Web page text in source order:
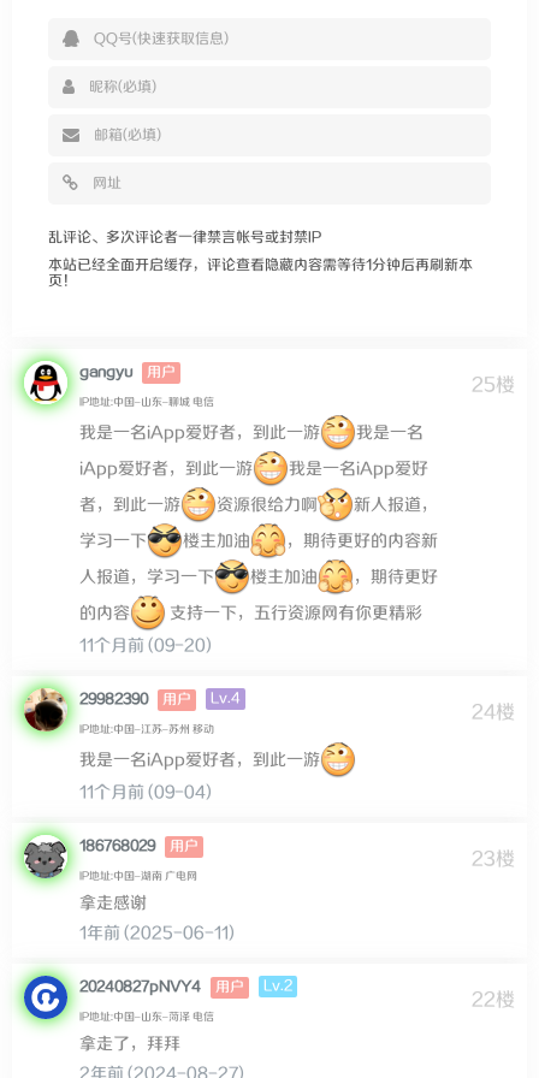
乱评论、多次评论者一律禁言帐号或封禁IP
本站已经全面开启缓存，评论查看隐藏内容需等待1分钟后再刷新本
页！
25楼
gangyu 用户
IP地址:中国–山东–聊城 电信
我是一名iApp爱好者，到此一游
我是一名
iApp爱好者，到此一游
我是一名iApp爱好
者，到此一游
资源很给力啊
新人报道，
学习一下
楼主加油
，期待更好的内容新
人报道，学习一下
楼主加油
，期待更好
的内容
支持一下，五行资源网有你更精彩
11个月前 (09-20)
24楼
29982390 用户 Lv.4
IP地址:中国–江苏–苏州 移动
我是一名iApp爱好者，到此一游
11个月前 (09-04)
23楼
186768029 用户
IP地址:中国–湖南 广电网
拿走感谢
1年前 (2025-06-11)
22楼
20240827pNVY4 用户 Lv.2
IP地址:中国–山东–菏泽 电信
拿走了，拜拜
2年前 (2024-08-27)